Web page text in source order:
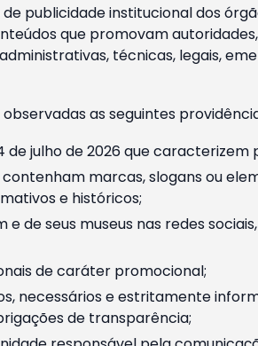
publicidade institucional dos
que promovam
técnicas, legais,
as seguintes
julho de 2026 que
marcas, slogans ou
e históricos;
de seus museus nas redes
de caráter promocional;
necessários e estritamente
de transparência;